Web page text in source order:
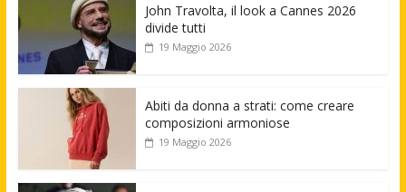
John Travolta, il look a Cannes 2026
divide tutti
19 Maggio 2026
Abiti da donna a strati: come creare
composizioni armoniose
19 Maggio 2026